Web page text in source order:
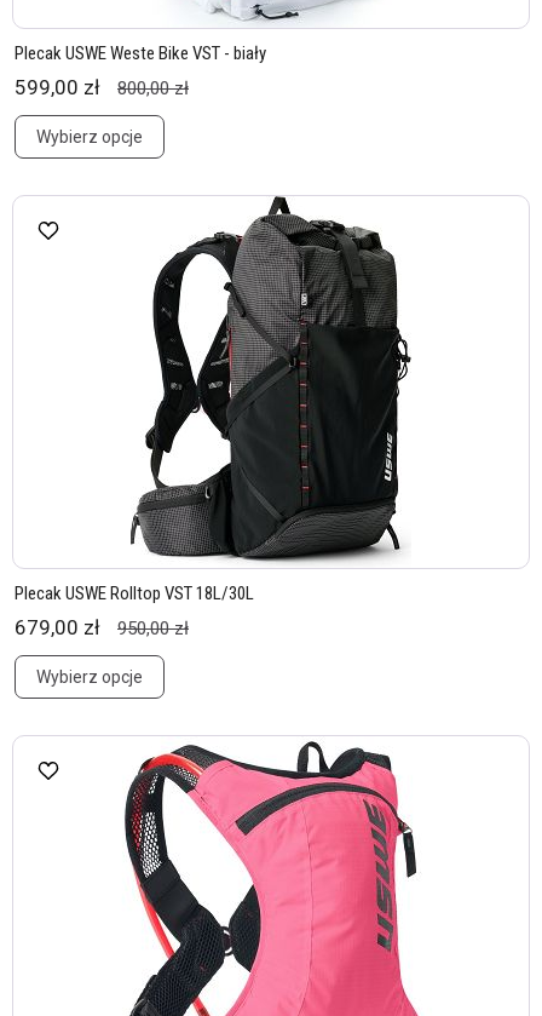
Plecak USWE Weste Bike VST - biały
599,00 zł 800,00 zł
Wybierz opcje
Plecak USWE Rolltop VST 18L/30L
679,00 zł 950,00 zł
Wybierz opcje